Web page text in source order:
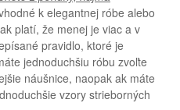
k elegantnej róbe alebo
platí, že menej je viac a v
pravidlo, ktoré je
jednoduchšiu róbu zvoľte
náušnice, naopak ak máte
vzory strieborných